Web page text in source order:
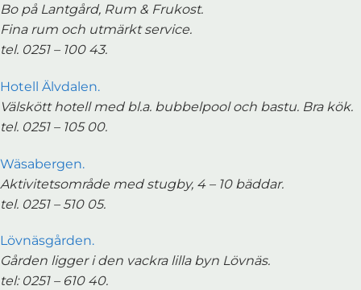
Bo på Lantgård, Rum & Frukost.
Fina rum och utmärkt service.
tel. 0251 – 100 43.
Hotell Älvdalen.
Välskött hotell med bl.a. bubbelpool och bastu. Bra kök.
tel. 0251 – 105 00.
Wäsabergen.
Aktivitetsområde med stugby, 4 – 10 bäddar.
tel. 0251 – 510 05.
Lövnäsgården.
Gården ligger i den vackra lilla byn Lövnäs.
tel: 0251 – 610 40.